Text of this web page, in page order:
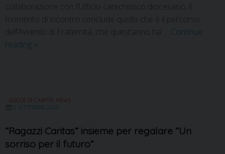
collaborazione con l’Ufficio catechistico diocesano, il
momento di incontro conclude quello che è il percorso
dell’Avvento di Fraternità, che quest’anno ha … Continue
reading »
GOCCE DI CARITÀ NEWS
6 SETTEMBRE 2024
“Ragazzi Caritas” insieme per regalare “Un
sorriso per il futuro”